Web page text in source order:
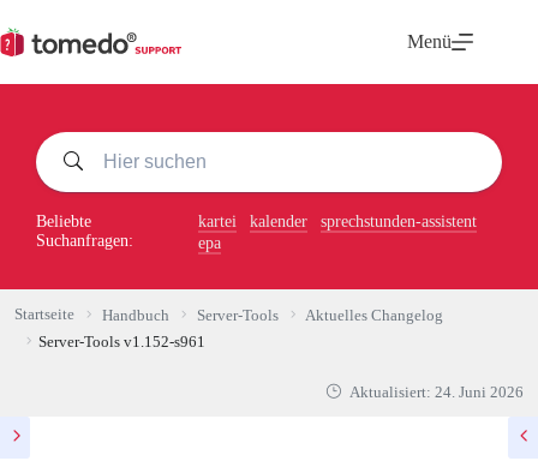
Inhalt
springen
Menü
Beliebte
Suchanfragen:
kartei kalender
sprechstunden-assistent
epa
Startseite Handbuch Server-Tools
Aktuelles Changelog
Server-Tools v1.152-s961
Aktualisiert: 24. Juni 2026